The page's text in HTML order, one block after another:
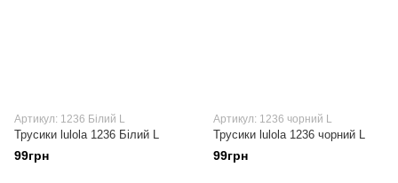
Артикул: 1236 Білий L
Трусики lulola 1236 Білий L
99грн
Артикул: 1236 чорний L
Трусики lulola 1236 чорний L
99грн